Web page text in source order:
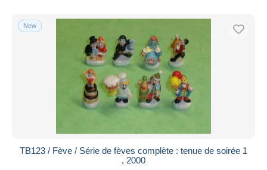
New
TB123 / Fève / Série de fèves complète : tenue de soirée 1
, 2000